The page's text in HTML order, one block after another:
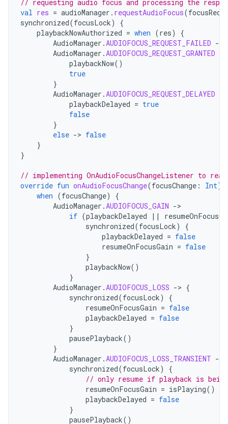
// requesting audio focus and processing the
val res = audioManager . requestAudioFocus(
synchronized(focusLock)
{
playbackNowAuthorized = when (res)
{
AudioManager .AUDIOFOCUS_REQUEST_FAILED -
AudioManager .AUDIOFOCUS_REQUEST_GRANTED
playbackNow()
true
}
AudioManager .AUDIOFOCUS_REQUEST_DELAYED
playbackDelayed = true
false
}
else -> false
}
}
// implementing OnAudioFocusChangeListener to
override fun onAudioFocusChange(focusChange : Int)
when (focusChange)
{
AudioManager .AUDIOFOCUS_GAIN -
if (playbackDelayed ||
synchronized(focusLock)
{
playbackDelayed = false
resumeOnFocusGain = false
}
playbackNow()
}
AudioManager .AUDIOFOCUS_LOSS -> {
synchronized(focusLock)
{
resumeOnFocusGain = false
playbackDelayed = false
}
pausePlayback()
}
AudioManager .AUDIOFOCUS_LOSS_TRANSIENT -
synchronized(focusLock)
{
// only resume if playback is
resumeOnFocusGain = isPlaying()
playbackDelayed = false
}
pausePlayback()